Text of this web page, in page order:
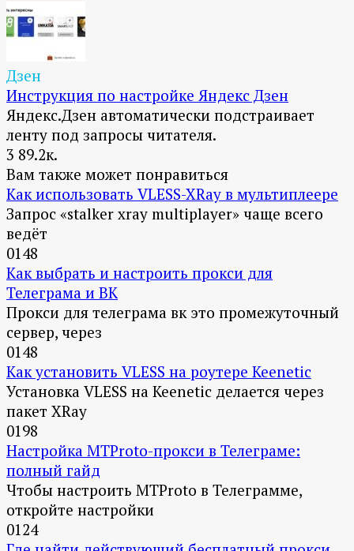
Дзен
Инструкция по настройке Яндекс Дзен
Яндекс.Дзен автоматически подстраивает
ленту под запросы читателя.
3 89.2к.
Вам также может понравиться
Как использовать VLESS-XRay в мультиплеере
Запрос «stalker xray multiplayer» чаще всего
ведёт
0148
Как выбрать и настроить прокси для
Телеграма и ВК
Прокси для телеграма вк это промежуточный
сервер, через
0148
Как установить VLESS на роутере Keenetic
Установка VLESS на Keenetic делается через
пакет XRay
0198
Настройка MTProto-прокси в Телеграме:
полный гайд
Чтобы настроить MTProto в Телеграмме,
откройте настройки
0124